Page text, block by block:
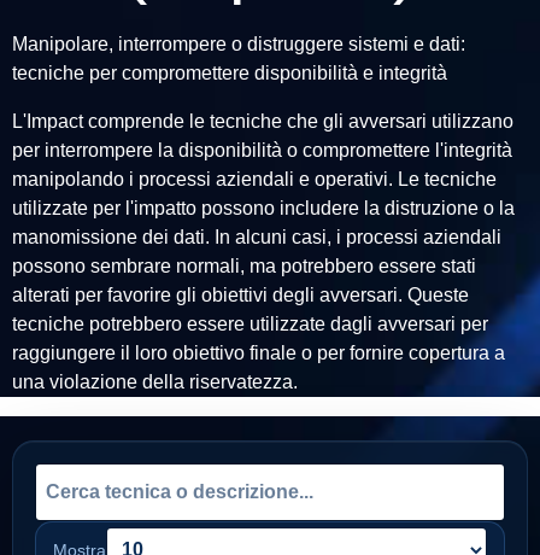
Manipolare, interrompere o distruggere sistemi e dati:
tecniche per compromettere disponibilità e integrità
L'Impact comprende le tecniche che gli avversari utilizzano
per interrompere la disponibilità o compromettere l'integrità
manipolando i processi aziendali e operativi. Le tecniche
utilizzate per l'impatto possono includere la distruzione o la
manomissione dei dati. In alcuni casi, i processi aziendali
possono sembrare normali, ma potrebbero essere stati
alterati per favorire gli obiettivi degli avversari. Queste
tecniche potrebbero essere utilizzate dagli avversari per
raggiungere il loro obiettivo finale o per fornire copertura a
una violazione della riservatezza.
Mostra